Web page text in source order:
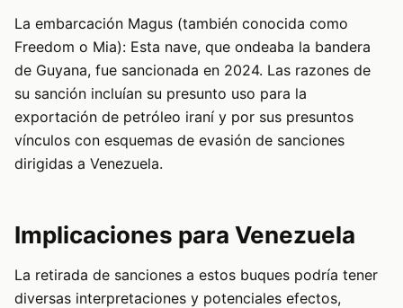
La embarcación Magus (también conocida como
Freedom o Mia): Esta nave, que ondeaba la bandera
de Guyana, fue sancionada en 2024. Las razones de
su sanción incluían su presunto uso para la
exportación de petróleo iraní y por sus presuntos
vínculos con esquemas de evasión de sanciones
dirigidas a Venezuela.
Implicaciones para Venezuela
La retirada de sanciones a estos buques podría tener
diversas interpretaciones y potenciales efectos,